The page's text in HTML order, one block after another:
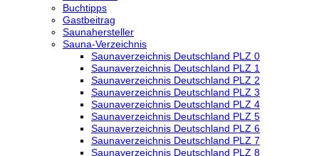
Buchtipps
Gastbeitrag
Saunahersteller
Sauna-Verzeichnis
Saunaverzeichnis Deutschland PLZ 0
Saunaverzeichnis Deutschland PLZ 1
Saunaverzeichnis Deutschland PLZ 2
Saunaverzeichnis Deutschland PLZ 3
Saunaverzeichnis Deutschland PLZ 4
Saunaverzeichnis Deutschland PLZ 5
Saunaverzeichnis Deutschland PLZ 6
Saunaverzeichnis Deutschland PLZ 7
Saunaverzeichnis Deutschland PLZ 8